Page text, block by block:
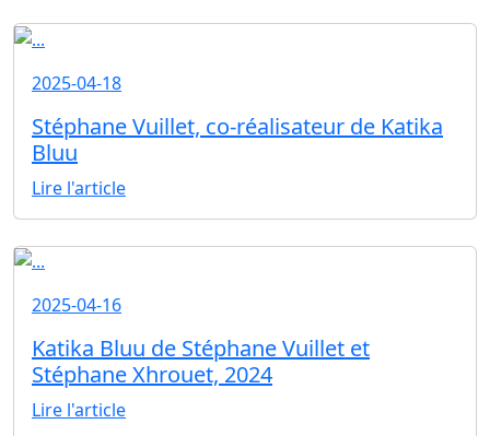
2025-04-18
Stéphane Vuillet, co-réalisateur de Katika
Bluu
Lire l'article
2025-04-16
Katika Bluu de Stéphane Vuillet et
Stéphane Xhrouet, 2024
Lire l'article